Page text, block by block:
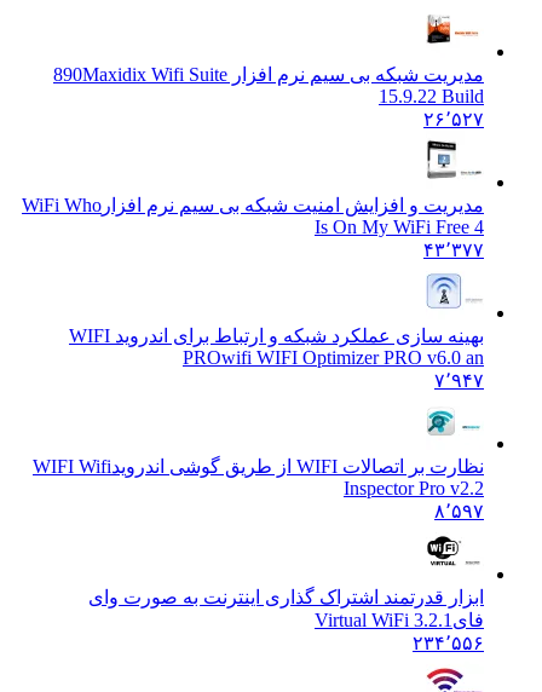
مدیریت شبکه بی سیم نرم افزار 890 Maxidix Wifi Suite
15.9.22 Build
۲۶٬۵۲۷
مدیریت و افزایش امنیت شبکه بی سیم نرم افزار WiFi Who
Is On My WiFi Free 4
۴۳٬۳۷۷
بهینه سازی عملکرد شبکه و ارتباط برای اندروید WIFI
PROwifi WIFI Optimizer PRO v6.0 an
۷٬۹۴۷
نظارت بر اتصالات WIFI از طریق گوشی اندروید
WIFI Wifi
Inspector Pro v2.2
۸٬۵۹۷
ابزار قدرتمند اشتراک گذاری اینترنت به صورت وای
Virtual WiFi 3.2.1
۲۳۴٬۵۵۶